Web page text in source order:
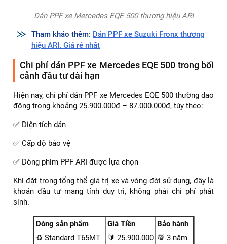
Dán PPF xe Mercedes EQE 500 thương hiệu ARI
Tham khảo thêm: Dán PPF xe Suzuki Fronx thương
hiệu ARI. Giá rẻ nhất
Chi phí dán PPF xe Mercedes EQE 500 trong bối
cảnh đầu tư dài hạn
Hiện nay, chi phí dán PPF xe Mercedes EQE 500 thường dao
động trong khoảng 25.900.000đ – 87.000.000đ, tùy theo:
✅ Diện tích dán
✅ Cấp độ bảo vệ
✅ Dòng phim PPF ARI được lựa chọn
Khi đặt trong tổng thể giá trị xe và vòng đời sử dụng, đây là
khoản đầu tư mang tính duy trì, không phải chi phí phát
sinh.
Dòng sản phẩm Giá Tiền
Bảo hành
♻️ Standard T65MT
🔰 25.900.000 💯 3 năm